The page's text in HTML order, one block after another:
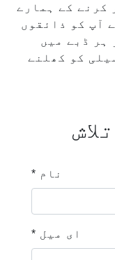
کرنے کے ہمارے
آپ کو ذائقوں
ہر ڈبے میں
کو کھلنے
* نام
* ای میل